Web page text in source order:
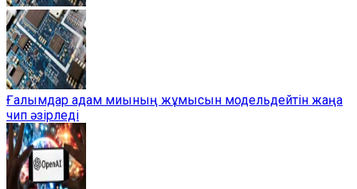
Ғалымдар адам миының жұмысын модельдейтін жаңа
чип әзірледі